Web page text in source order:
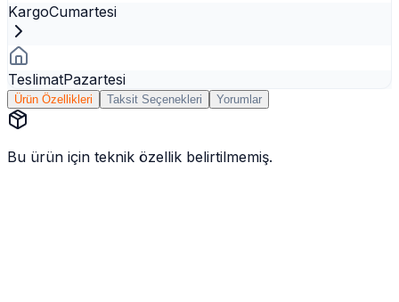
KargoCumartesi
TeslimatPazartesi
Ürün Özellikleri Taksit Seçenekleri Yorumlar
Bu ürün için teknik özellik belirtilmemiş.